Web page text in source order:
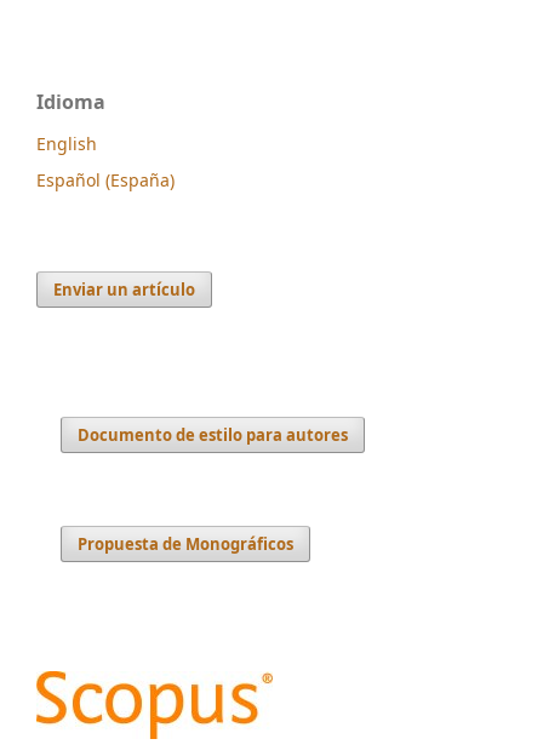
Idioma
English
Español (España)
Enviar un artículo
Documento de estilo para autores
Propuesta de Monográficos